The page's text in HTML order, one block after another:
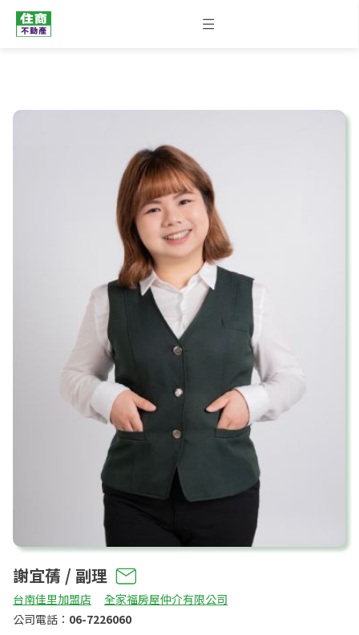
謝宜蒨 / 副理
台南佳里加盟店
全家福房屋仲介有限公司
公司電話： 06-7226060